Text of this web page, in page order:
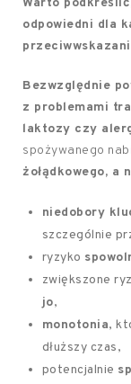
Warto
odpowiedni dla
Bezwzględnie
z problemami
laktozy czy
spożywanego
żołądkowego, a
niedobory
szczególnie
ryzyko
zwiększone
jo,
monotonia,
dłuższy czas,
potencjalnie